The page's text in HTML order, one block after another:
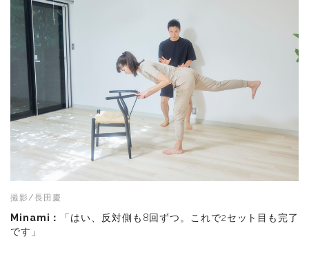
撮影/長田慶
Minami：
「はい、反対側も8回ずつ。これで2セット目も完了
です」